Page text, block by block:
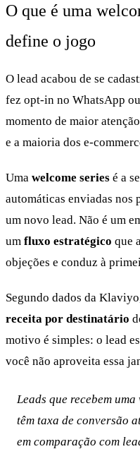
O que é uma
define o jogo
O lead acabou de se
fez opt-in no WhatsApp
momento de maior
e a maioria dos e-
Uma welcome series é a
automáticas enviadas nos
um novo lead. Não é um
um fluxo estratégico que
objeções e conduz à
Segundo dados da
receita por destinatário
motivo é simples: o lead
você não aproveita essa
Leads que recebem
têm taxa de conversão
em comparação com